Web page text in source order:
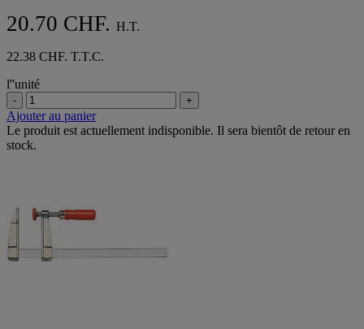
20.70 CHF. H.T.
22.38 CHF. T.T.C.
l''unité
- +
Ajouter au panier
Le produit est actuellement indisponible. Il sera bientôt de retour en
stock.